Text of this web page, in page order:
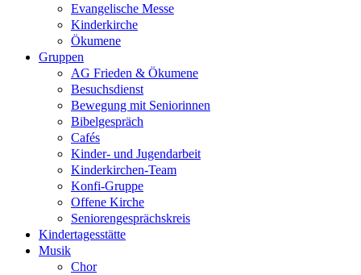
Evangelische Messe
Kinderkirche
Ökumene
Gruppen
AG Frieden & Ökumene
Besuchsdienst
Bewegung mit Seniorinnen
Bibelgespräch
Cafés
Kinder- und Jugendarbeit
Kinderkirchen-Team
Konfi-Gruppe
Offene Kirche
Seniorengesprächskreis
Kindertagesstätte
Musik
Chor